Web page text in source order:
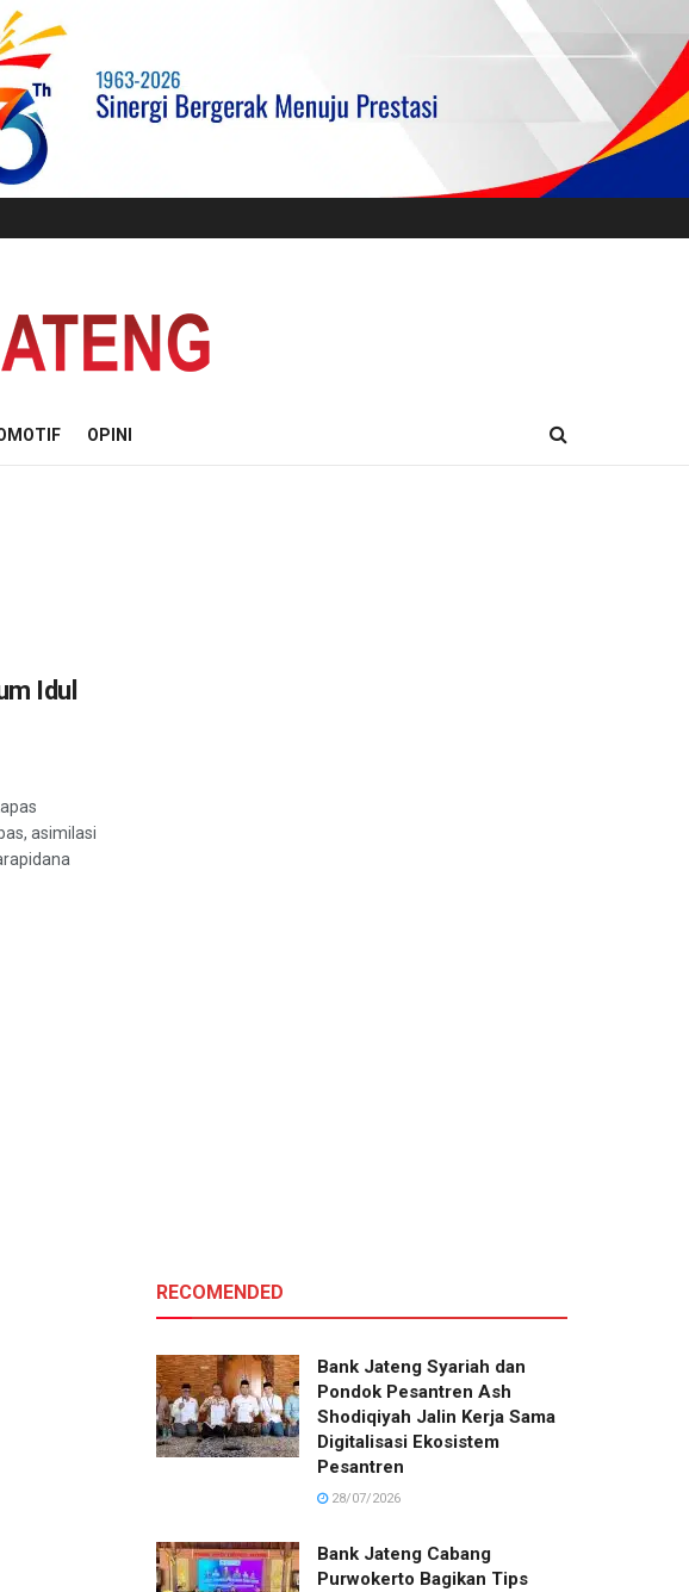
OPINI
Idul
asimilasi
RECOMENDED
Bank Jateng Syariah dan
Pondok Pesantren Ash
Shodiqiyah Jalin Kerja Sama
Digitalisasi Ekosistem
Pesantren
28/07/2026
Bank Jateng Cabang
Purwokerto Bagikan Tips